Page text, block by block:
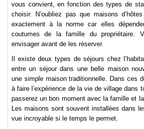
vous convient, en fonction des types de
choisir. N’oubliez pas que maisons
exactement à la norme car elles
coutumes de la famille du propriétaire.
envisager avant de les réserver.
Il existe deux types de séjours chez
entre un séjour dans une belle maison
une simple maison traditionnelle. Dans ces
à faire l’expérience de la vie de village dans
passerez un bon moment avec la famille et
Les maisons sont souvent installées dans
vue incroyable si le temps le permet.